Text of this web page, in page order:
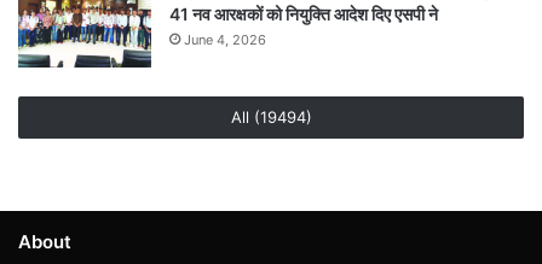
41 नव आरक्षकों को नियुक्ति आदेश दिए एसपी ने
June 4, 2026
All (19494)
About